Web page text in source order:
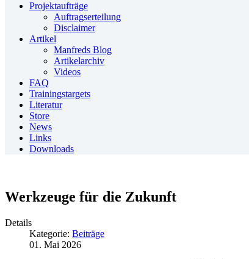
Projektaufträge
Auftragserteilung
Disclaimer
Artikel
Manfreds Blog
Artikelarchiv
Videos
FAQ
Trainingstargets
Literatur
Store
News
Links
Downloads
Werkzeuge für die Zukunft
Details
Kategorie: Beiträge
01. Mai 2026